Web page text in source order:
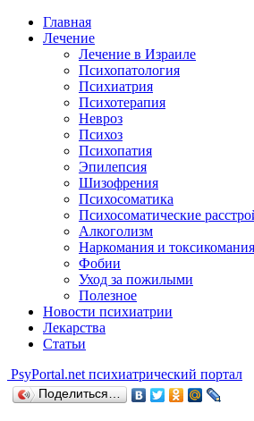
Главная
Лечение
Лечение в Израиле
Психопатология
Психиатрия
Психотерапия
Невроз
Психоз
Психопатия
Эпилепсия
Шизофрения
Психосоматика
Психосоматические
Алкоголизм
Наркомания и токсикомания
Фобии
Уход за пожилыми
Полезное
Новости психиатрии
Лекарства
Статьи
PsyPortal.net психиатрический портал
Поделиться…